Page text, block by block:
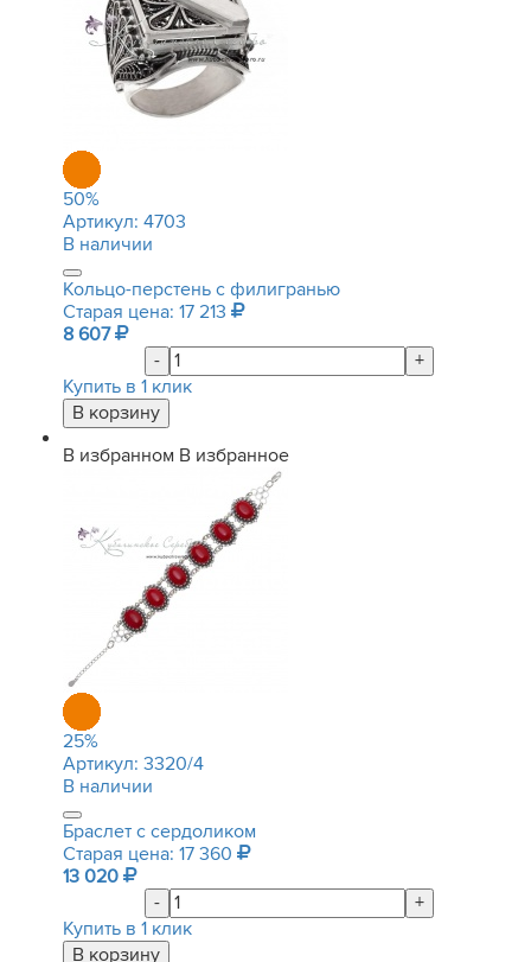
50%
Артикул: 4703
В наличии
Кольцо-перстень с филигранью
Старая цена: 17 213
8 607
-
+
Купить в 1 клик
В избранном В избранное
25%
Артикул: 3320/4
В наличии
Браслет с сердоликом
Старая цена: 17 360
13 020
-
+
Купить в 1 клик